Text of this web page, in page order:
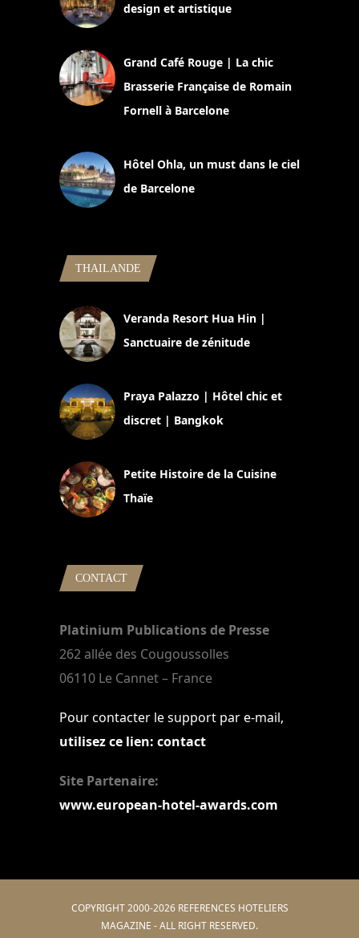
design et artistique
Grand Café Rouge | La chic
Brasserie Française de Romain
Fornell à Barcelone
Hôtel Ohla, un must dans le ciel
de Barcelone
THAILANDE
Veranda Resort Hua Hin |
Sanctuaire de zénitude
Praya Palazzo | Hôtel chic et
discret | Bangkok
Petite Histoire de la Cuisine
Thaïe
CONTACT
Platinium Publications de Presse
262 allée des Cougoussolles
06110 Le Cannet – France
Pour contacter le support par e-mail,
utilisez ce lien: contact
Site Partenaire:
www.european-hotel-awards.com
COPYRIGHT 2000-2026 REFERENCES HOTELIERS
MAGAZINE - ALL RIGHT RESERVED.